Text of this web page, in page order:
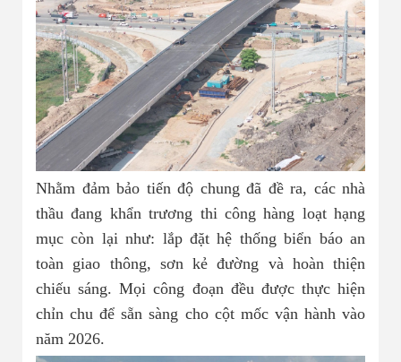
Nhằm đảm bảo tiến độ chung đã đề ra, các nhà
thầu đang khẩn trương thi công hàng loạt hạng
mục còn lại như: lắp đặt hệ thống biển báo an
toàn giao thông, sơn kẻ đường và hoàn thiện
chiếu sáng. Mọi công đoạn đều được thực hiện
chỉn chu để sẵn sàng cho cột mốc vận hành vào
năm 2026.